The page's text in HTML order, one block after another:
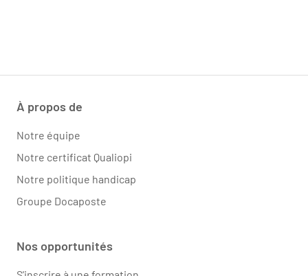
À propos de
Notre équipe
Notre certificat Qualiopi
Notre politique handicap
Groupe Docaposte
Nos opportunités